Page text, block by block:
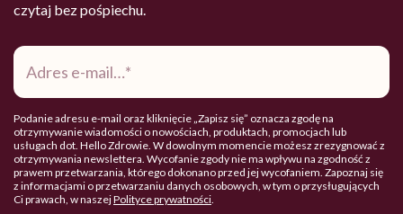
czytaj bez pośpiechu.
Adres
mail*
Podanie adresu e-mail oraz kliknięcie „Zapisz się” oznacza zgodę na
otrzymywanie wiadomości o nowościach, produktach, promocjach lub
usługach dot. Hello Zdrowie. W dowolnym momencie możesz zrezygnować z
otrzymywania newslettera. Wycofanie zgody nie ma wpływu na zgodność z
prawem przetwarzania, którego dokonano przed jej wycofaniem. Zapoznaj się
z informacjami o przetwarzaniu danych osobowych, w tym o przysługujących
Ci prawach, w naszejPolityce prywatności.